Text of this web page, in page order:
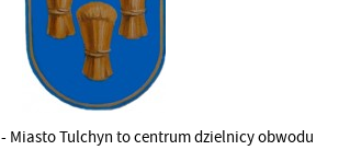
- Miasto Tulchyn to centrum dzielnicy obwodu